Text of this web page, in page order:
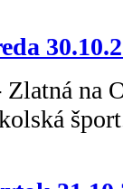
-